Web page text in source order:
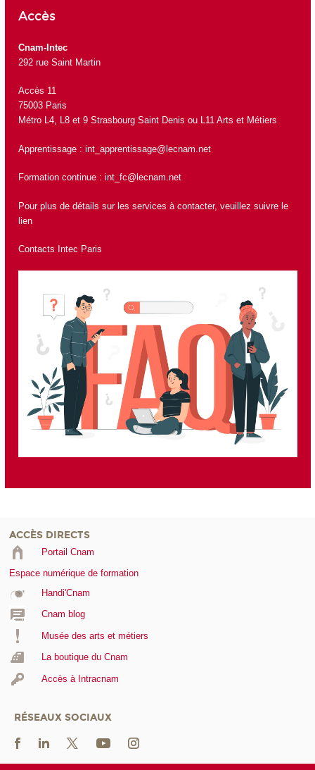
Accès
Cnam-Intec
292 rue Saint Martin
Accès 11
75003 Paris
Métro L4, L8 et 9 Strasbourg Saint Denis ou L11 Arts et Métiers
Apprentissage : int_apprentissage@lecnam.net
Formation continue : int_fc@lecnam.net
Pour plus de détails sur les services à contacter, veuillez suivre le
lien
Contacts Intec Paris
ACCÈS DIRECTS
Portail Cnam
Espace numérique de formation
Handi'Cnam
Cnam blog
Musée des arts et métiers
La boutique du Cnam
Accès à Intracnam
RÉSEAUX SOCIAUX